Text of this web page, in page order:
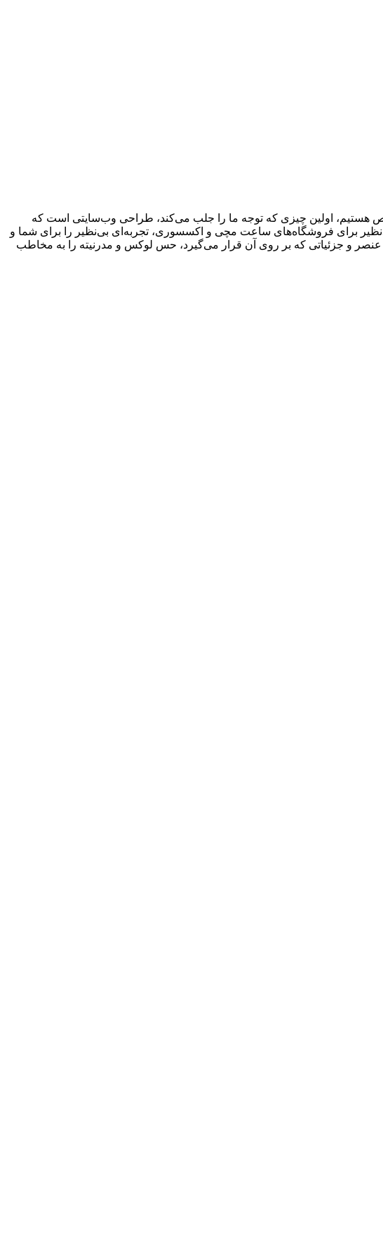
هستیم، اولین چیزی که توجه ما را جلب می‌کند، طراحی وب‌سایتی است که
برای فروشگاه‌های ساعت مچی و اکسسوری، تجربه‌ای بی‌نظیر را برای شما و
و جزئیاتی که بر روی آن قرار می‌گیرد، حس لوکس و مدرنیته را به مخاطب